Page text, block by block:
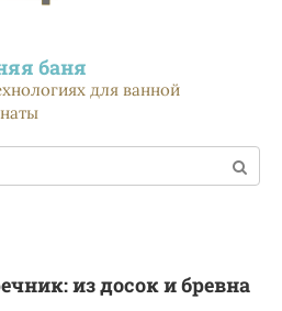
баня
для ванной
из досок и бревна